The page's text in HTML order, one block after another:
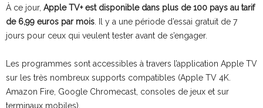
À ce jour, Apple TV+ est disponible dans plus de 100 pays au tarif
de 6,99 euros par mois . Il y a une période d’essai gratuit de 7
jours pour ceux qui veulent tester avant de s’engager.
Les programmes sont accessibles à travers l’application Apple TV
sur les très nombreux supports compatibles (Apple TV 4K.
Amazon Fire, Google Chromecast, consoles de jeux et sur
terminaux mobiles).